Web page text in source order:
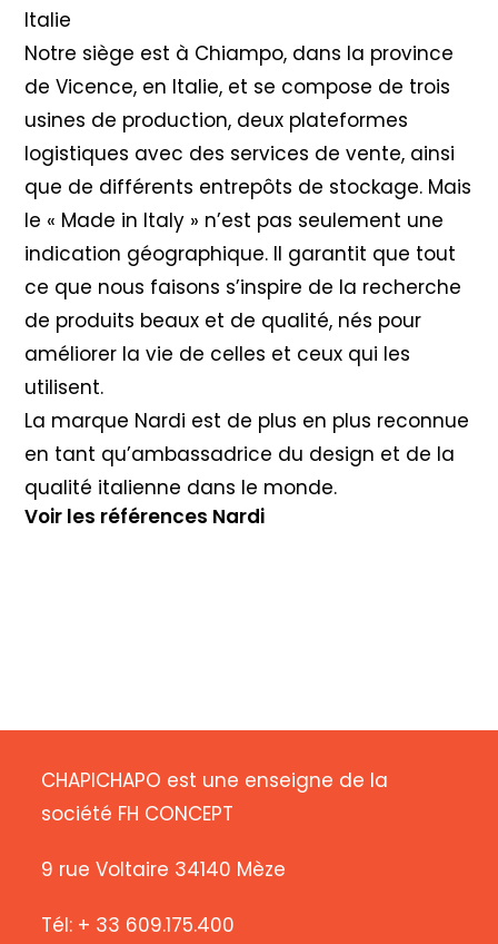
Italie
Notre siège est à Chiampo, dans la province
de Vicence, en Italie, et se compose de trois
usines de production, deux plateformes
logistiques avec des services de vente, ainsi
que de différents entrepôts de stockage. Mais
le « Made in Italy » n’est pas seulement une
indication géographique. Il garantit que tout
ce que nous faisons s’inspire de la recherche
de produits beaux et de qualité, nés pour
améliorer la vie de celles et ceux qui les
utilisent.
La marque Nardi est de plus en plus reconnue
en tant qu’ambassadrice du design et de la
qualité italienne dans le monde.
Voir les références Nardi
CHAPICHAPO est une enseigne de la
société FH CONCEPT
9 rue Voltaire 34140 Mèze
Tél: + 33 609.175.400